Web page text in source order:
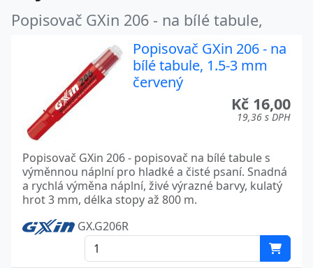
Popisovač GXin 206 - na bílé tabule,
Popisovač GXin 206 - na
bílé tabule, 1.5-3 mm
červený
Kč 16,00
19,36 s DPH
Popisovač GXin 206 - popisovač na bílé tabule s
výměnnou náplní pro hladké a čisté psaní. Snadná
a rychlá výměna náplní, živé výrazné barvy, kulatý
hrot 3 mm, délka stopy až 800 m.
GX.G206R